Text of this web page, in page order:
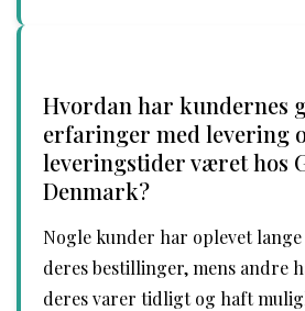
Hvordan har kundernes
erfaringer med levering
leveringstider været hos
Denmark?
Nogle kunder har oplevet
deres bestillinger, mens andre
deres varer tidligt og haft